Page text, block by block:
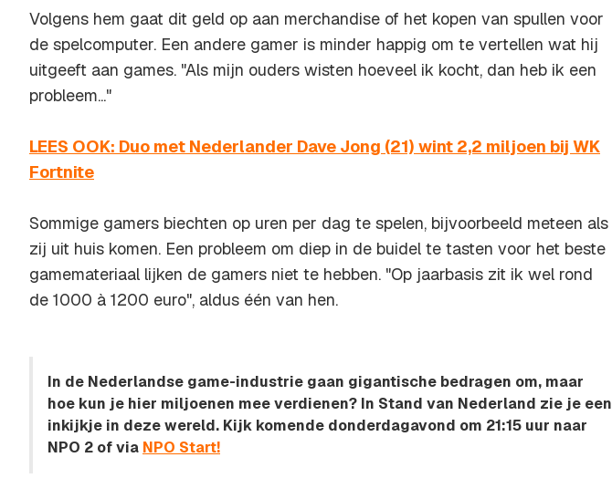
Volgens hem gaat dit geld op aan merchandise of het kopen van spullen voor
de spelcomputer. Een andere gamer is minder happig om te vertellen wat hij
uitgeeft aan games. "Als mijn ouders wisten hoeveel ik kocht, dan heb ik een
probleem..."
LEES OOK: Duo met Nederlander Dave Jong (21) wint 2,2 miljoen bij WK
Fortnite
Sommige gamers biechten op uren per dag te spelen, bijvoorbeeld meteen als
zij uit huis komen. Een probleem om diep in de buidel te tasten voor het beste
gamemateriaal lijken de gamers niet te hebben. "Op jaarbasis zit ik wel rond
de 1000 à 1200 euro", aldus één van hen.
In de Nederlandse game-industrie gaan gigantische bedragen om, maar
hoe kun je hier miljoenen mee verdienen? In Stand van Nederland zie je een
inkijkje in deze wereld. Kijk komende donderdagavond om 21:15 uur naar
NPO 2 of via NPO Start!